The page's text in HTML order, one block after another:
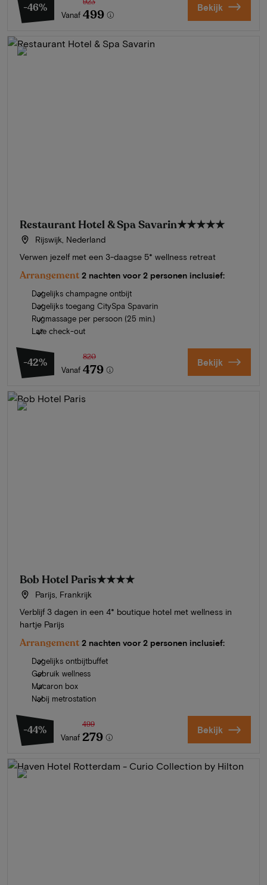
-46%
Vanaf 499 Bekijk
Restaurant Hotel & Spa Savarin★★★★★
Rijswijk, Nederland
Verwen jezelf met een 3-daagse 5* wellness retreat
Arrangement 2 nachten voor 2 personen inclusief:
Dagelijks champagne ontbijt
Dagelijks toegang CitySpa Spavarin
Rugmassage per persoon (25 min.)
Late check-out
-42%
Vanaf
820
479 Bekijk
Bob Hotel Paris★★★★
Parijs, Frankrijk
Verblijf 3 dagen in een 4* boutique hotel met wellness in
hartje Parijs
Arrangement 2 nachten voor 2 personen inclusief:
Dagelijks ontbijtbuffet
Gebruik wellness
Macaron box
Nabij metrostation
-44%
Vanaf
499
279 Bekijk